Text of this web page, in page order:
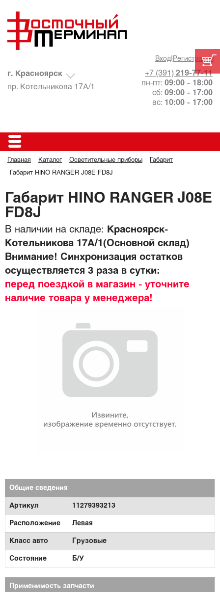
Вход| Регистрация
+7 (391) 219-77-11
пн-пт: 09:00 - 18:00
сб: 09:00 - 17:00
вс: 10:00 - 17:00
г. Красноярск
пр. Котельникова 17А/1
Главная Каталог Осветительные приборы Габарит
Габарит HINO RANGER J08E FD8J
Габарит HINO RANGER J08E
FD8J
В наличии на складе:
Красноярск-
Котельникова 17А/1(Основной склад)
Внимание! Синхронизация остатков
осуществляется 3 раза в сутки:
перед поездкой в магазин - уточните
наличие товара у менеджера!
Общие сведения
Артикул 11279393213
Расположение Левая
Класс авто Грузовые
Состояние Б/У
Применимость запчасти